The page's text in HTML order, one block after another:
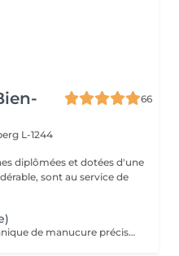
66
L-1244
diplômées et dotées d'une
sont au service de
La manucure Russe est une technique de manucure précise réalisée à l'aide d'embouts adaptés pour nettoyer en profondeur les cuticules et le contour des ongles. Elle permet un rendu ultra net, propre et une finition impeccable. Idéale avant une pose de vernis semi-permanent ou gel.